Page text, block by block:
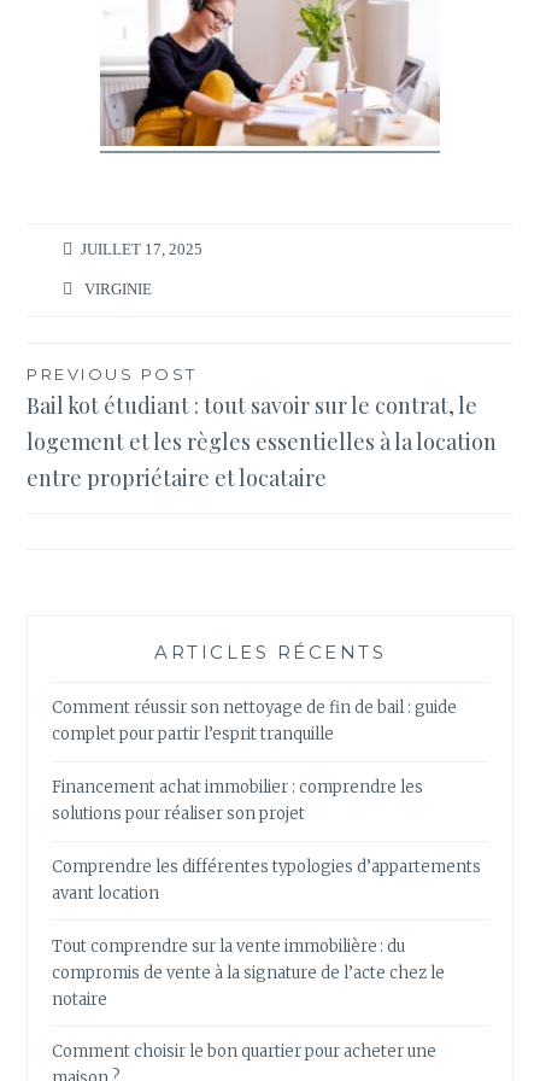
JUILLET 17, 2025
VIRGINIE
Navigation
de
l’article
PREVIOUS POST
Bail kot étudiant : tout savoir sur le contrat, le
logement et les règles essentielles à la location
entre propriétaire et locataire
ARTICLES RÉCENTS
Comment réussir son nettoyage de fin de bail : guide
complet pour partir l’esprit tranquille
Financement achat immobilier : comprendre les
solutions pour réaliser son projet
Comprendre les différentes typologies d’appartements
avant location
Tout comprendre sur la vente immobilière : du
compromis de vente à la signature de l’acte chez le
notaire
Comment choisir le bon quartier pour acheter une